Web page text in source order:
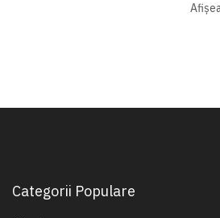
Categorii Populare